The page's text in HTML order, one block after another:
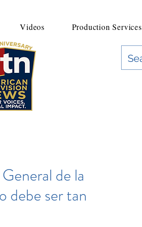
Videos Production Services
de la
debe ser tan